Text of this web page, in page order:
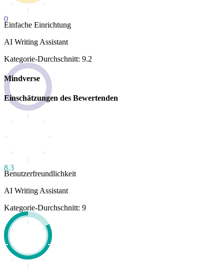
0
Einfache Einrichtung
AI Writing Assistant
Kategorie-Durchschnitt: 9.2
Mindverse
Einschätzungen des Bewertenden
8.3
Benutzerfreundlichkeit
AI Writing Assistant
Kategorie-Durchschnitt: 9